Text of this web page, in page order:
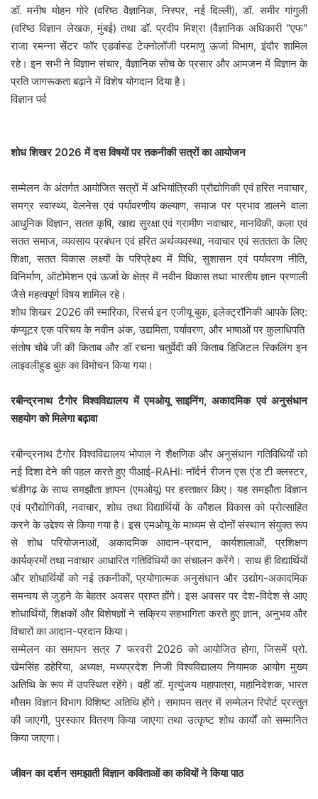
डॉ. मनीष मोहन गोरे (वरिष्ठ वैज्ञानिक, निस्पर, नई दिल्ली), डॉ. समीर गांगुली
(वरिष्ठ विज्ञान लेखक, मुंबई) तथा डॉ. प्रदीप मिश्रा (वैज्ञानिक अधिकारी "एफ"
राजा रमन्ना सेंटर फॉर एडवांस्ड टेक्नोलॉजी परमाणु ऊर्जा विभाग, इंदौर शामिल
रहे। इन सभी ने विज्ञान संचार, वैज्ञानिक सोच के प्रसार और आमजन में विज्ञान के
प्रति जागरूकता बढ़ाने में विशेष योगदान दिया है।
विज्ञान पर्व
शोध शिखर 2026 में दस विषयों पर तकनीकी सत्रों का आयोजन
सम्मेलन के अंतर्गत आयोजित सत्रों में अभियांत्रिकी प्रौद्योगिकी एवं हरित नवाचार,
समग्र स्वास्थ्य, वेलनेस एवं पर्यावरणीय कल्याण, समाज पर प्रभाव डालने वाला
आधुनिक विज्ञान, सतत कृषि, खाद्य सुरक्षा एवं ग्रामीण नवाचार, मानविकी, कला एवं
सतत समाज, व्यवसाय प्रबंधन एवं हरित अर्थव्यवस्था, नवाचार एवं सततता के लिए
शिक्षा, सतत विकास लक्ष्यों के परिप्रेक्ष्य में विधि, सुशासन एवं पर्यावरण नीति,
विनिर्माण, ऑटोमेशन एवं ऊर्जा के क्षेत्र में नवीन विकास तथा भारतीय ज्ञान प्रणाली
जैसे महत्वपूर्ण विषय शामिल रहे।
शोध शिखर 2026 की स्मारिका, रिसर्च इन एजीयू बुक, इलेक्ट्रॉनिकी आपके लिए:
कंप्यूटर एक परिचय के नवीन अंक, उद्यमिता, पर्यावरण, और भाषाओं पर कुलाधिपति
संतोष चौबे जी की किताब और डॉ रचना चतुर्वेदी की किताब डिजिटल स्किलिंग इन
लाइवलीहुड बुक का विमोचन किया गया।
रबीन्द्रनाथ टैगोर विश्वविद्यालय में एमओयू साइनिंग, अकादमिक एवं अनुसंधान
सहयोग को मिलेगा बढ़ावा
रबीन्द्रनाथ टैगोर विश्वविद्यालय भोपाल ने शैक्षणिक और अनुसंधान गतिविधियों को
नई दिशा देने की पहल करते हुए पीआई-RAHI: नॉर्दर्न रीजन एस एंड टी क्लस्टर,
चंडीगढ़ के साथ समझौता ज्ञापन (एमओयू) पर हस्ताक्षर किए। यह समझौता विज्ञान
एवं प्रौद्योगिकी, नवाचार, शोध तथा विद्यार्थियों के कौशल विकास को प्रोत्साहित
करने के उद्देश्य से किया गया है। इस एमओयू के माध्यम से दोनों संस्थान संयुक्त रूप
से शोध परियोजनाओं, अकादमिक आदान-प्रदान, कार्यशालाओं, प्रशिक्षण
कार्यक्रमों तथा नवाचार आधारित गतिविधियों का संचालन करेंगे। साथ ही विद्यार्थियों
और शोधार्थियों को नई तकनीकों, प्रयोगात्मक अनुसंधान और उद्योग-अकादमिक
समन्वय से जुड़ने के बेहतर अवसर प्राप्त होंगे। इस अवसर पर देश-विदेश से आए
शोधार्थियों, शिक्षकों और विशेषज्ञों ने सक्रिय सहभागिता करते हुए ज्ञान, अनुभव और
विचारों का आदान-प्रदान किया।
सम्मेलन का समापन सत्र 7 फरवरी 2026 को आयोजित होगा, जिसमें प्रो.
खेमसिंह डहेरिया, अध्यक्ष, मध्यप्रदेश निजी विश्वविद्यालय नियामक आयोग मुख्य
अतिथि के रूप में उपस्थित रहेंगे। वहीं डॉ. मृत्युंजय महापात्रा, महानिदेशक, भारत
मौसम विज्ञान विभाग विशिष्ट अतिथि होंगे। समापन सत्र में सम्मेलन रिपोर्ट प्रस्तुत
की जाएगी, पुरस्कार वितरण किया जाएगा तथा उत्कृष्ट शोध कार्यों को सम्मानित
किया जाएगा।
जीवन का दर्शन समझाती विज्ञान कविताओं का कवियों ने किया पाठ